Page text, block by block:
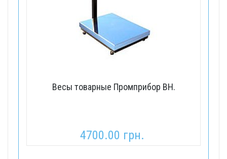
Весы товарные Промприбор ВН.
4700.00 грн.